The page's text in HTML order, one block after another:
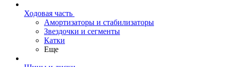
Ходовая часть
Амортизаторы и стабилизаторы
Звездочки и сегменты
Катки
Еще